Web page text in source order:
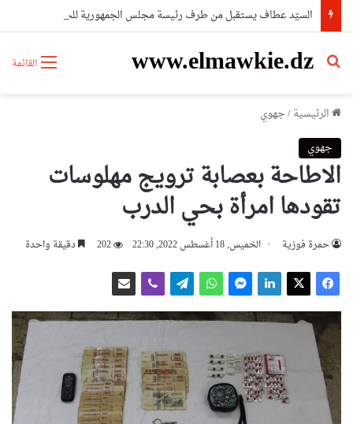
القائمة www.elmawkie.dz
بحث عن
الرئيسية/جهوي
جهوي
الاطاحة بعصابة ترويج مهلوسات
تقودها امرأة بحي الدرب
حمرة فوزية الخميس, 18 أغسطس 2022, 22:30 202 دقيقة واحدة